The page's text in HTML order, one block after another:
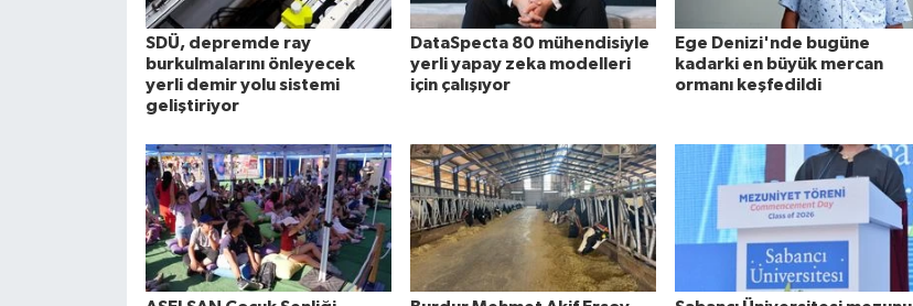
SDÜ, depremde ray
burkulmalarını önleyecek
yerli demir yolu sistemi
geliştiriyor
DataSpecta 80 mühendisiyle
yerli yapay zeka modelleri
için çalışıyor
Ege Denizi'nde bugüne
kadarki en büyük mercan
ormanı keşfedildi